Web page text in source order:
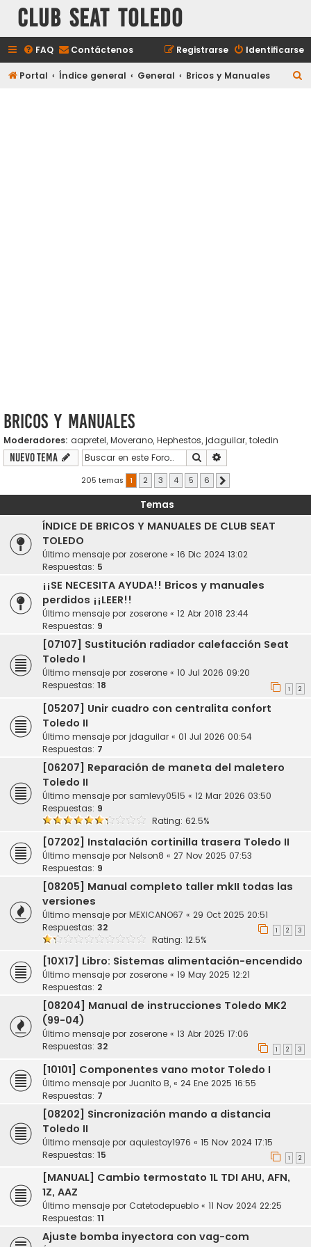
Club Seat Toledo
FAQ Contáctenos Identificarse
Registrarse
Portal Índice general General Bricos y Manuales
Bricos y Manuales
Moderadores: aapretel, Moverano, Hephestos, jdaguilar, toledin
Nuevo Tema Buscar
205 temas 1 2 3 4 5 6
Temas
ÍNDICE DE BRICOS Y MANUALES DE CLUB SEAT
TOLEDO
Último mensaje por zoserone « 16 Dic 2024 13:02
Respuestas: 5
¡¡SE NECESITA AYUDA!! Bricos y manuales
perdidos ¡¡LEER!!
Último mensaje por zoserone « 12 Abr 2018 23:44
Respuestas: 9
[07107] Sustitución radiador calefacción Seat
Toledo I
Último mensaje por zoserone « 10 Jul 2026 09:20
Respuestas: 18 1 2
[05207] Unir cuadro con centralita confort
Toledo II
Último mensaje por jdaguilar « 01 Jul 2026 00:54
Respuestas: 7
[06207] Reparación de maneta del maletero
Toledo II
Último mensaje por samlevy0515 « 12 Mar 2026 03:50
Respuestas: 9
Rating: 62.5%
[07202] Instalación cortinilla trasera Toledo II
Último mensaje por Nelson8 « 27 Nov 2025 07:53
Respuestas: 9
[08205] Manual completo taller mkII todas las
versiones
Último mensaje por MEXICANO67 « 29 Oct 2025 20:51
Respuestas: 32 1 2 3
Rating: 12.5%
[10X17] Libro: Sistemas alimentación-encendido
Último mensaje por zoserone « 19 May 2025 12:21
Respuestas: 2
[08204] Manual de instrucciones Toledo MK2
(99-04)
Último mensaje por zoserone « 13 Abr 2025 17:06
Respuestas: 32 1 2 3
[10101] Componentes vano motor Toledo I
Último mensaje por Juanito B, « 24 Ene 2025 16:55
Respuestas: 7
[08202] Sincronización mando a distancia
Toledo II
Último mensaje por aquiestoy1976 « 15 Nov 2024 17:15
Respuestas: 15 1 2
[MANUAL] Cambio termostato 1L TDI AHU, AFN,
1Z, AAZ
Último mensaje por Catetodepueblo « 11 Nov 2024 22:25
Respuestas: 11
Ajuste bomba inyectora con vag-com